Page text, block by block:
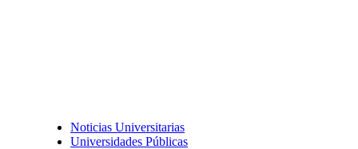
Noticias Universitarias
Universidades Públicas